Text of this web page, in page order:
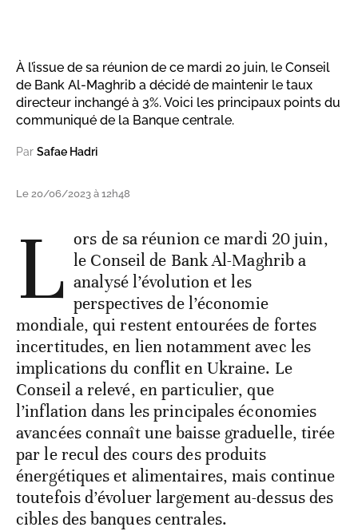
À l’issue de sa réunion de ce mardi 20 juin, le Conseil
de Bank Al-Maghrib a décidé de maintenir le taux
directeur inchangé à 3%. Voici les principaux points du
communiqué de la Banque centrale.
Par Safae Hadri
Le 20/06/2023 à 12h48
L ors de sa réunion ce mardi 20 juin,
le Conseil de Bank Al-Maghrib a
analysé l’évolution et les
perspectives de l’économie
mondiale, qui restent entourées de fortes
incertitudes, en lien notamment avec les
implications du conflit en Ukraine. Le
Conseil a relevé, en particulier, que
l’inflation dans les principales économies
avancées connaît une baisse graduelle, tirée
par le recul des cours des produits
énergétiques et alimentaires, mais continue
toutefois d’évoluer largement au-dessus des
cibles des banques centrales.